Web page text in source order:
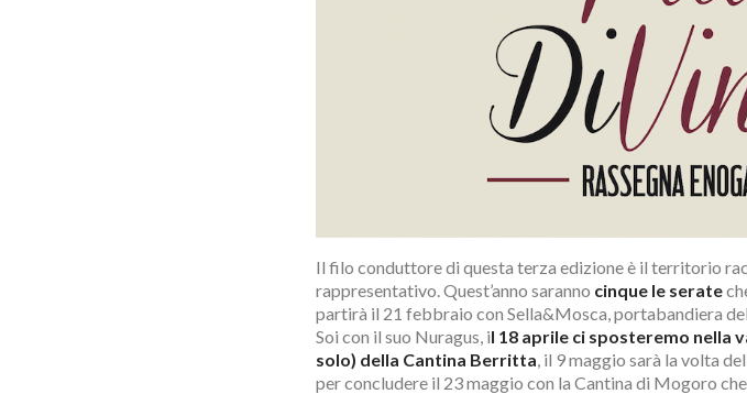
Il filo conduttore di questa terza edizione è il territorio
rappresentativo. Quest’anno saranno cinque le serate
partirà il 21 febbraio con Sella&Mosca, portabandiera
Soi con il suo Nuragus, il 18 aprile ci sposteremo nella
solo) della Cantina Berritta , il 9 maggio sarà la volta
per concludere il 23 maggio con la Cantina di Mogoro